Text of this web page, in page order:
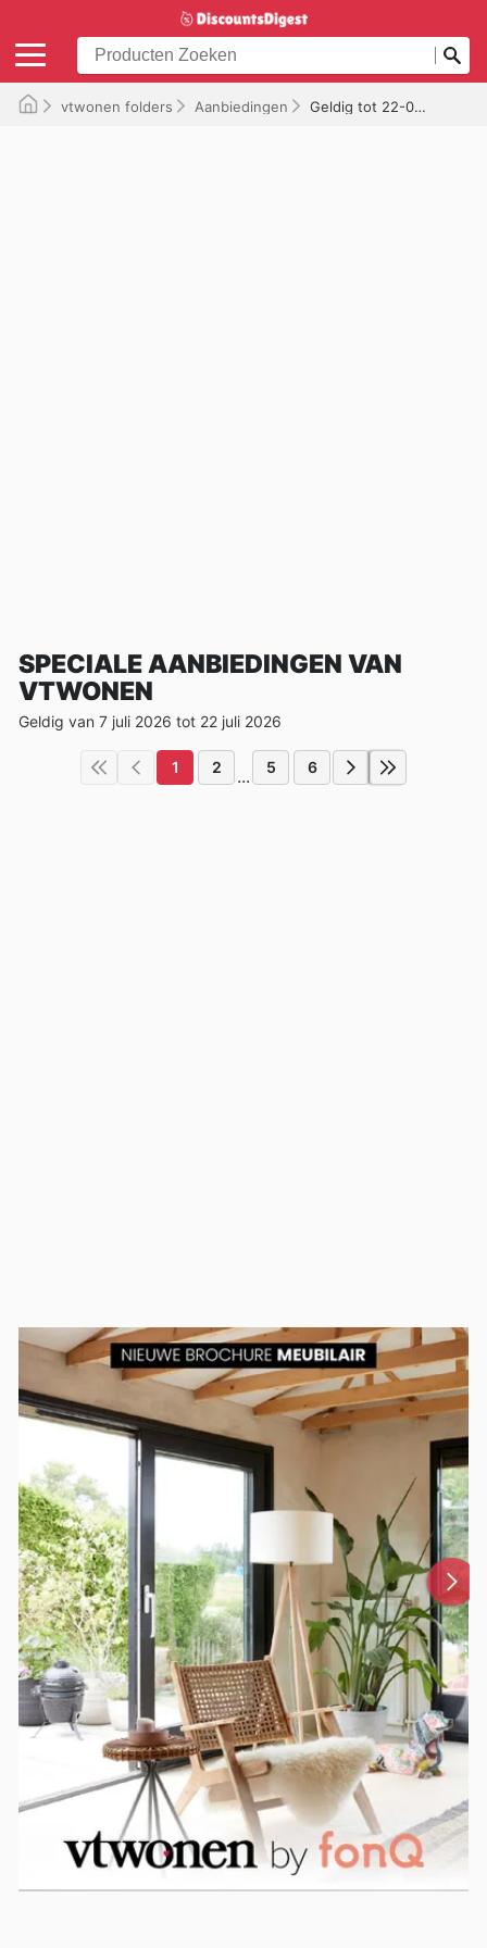
vtwonen folders Aanbiedingen Geldig tot 22-07-2026
SPECIALE AANBIEDINGEN VAN
VTWONEN
Geldig van 7 juli 2026 tot 22 juli 2026
1 2 ... 5 6